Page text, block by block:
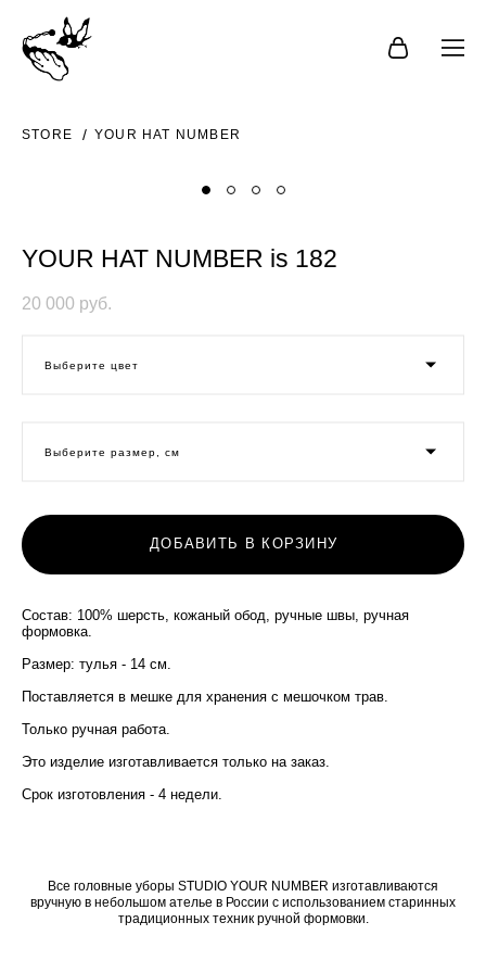
STORE YOUR HAT NUMBER
YOUR HAT NUMBER is 182
20 000 pуб.
Выберите цвет
Выберите размер, см
ДОБАВИТЬ В КОРЗИНУ
Состав: 100% шерсть, кожаный обод, ручные швы, ручная
формовка.
Размер: тулья - 14 см.
Поставляется в мешке для хранения с мешочком трав.
Только ручная работа.
Это изделие изготавливается только на заказ.
Срок изготовления - 4 недели.
Все головные уборы STUDIO YOUR NUMBER изготавливаются
вручную в небольшом ателье в России с использованием старинных
традиционных техник ручной формовки.